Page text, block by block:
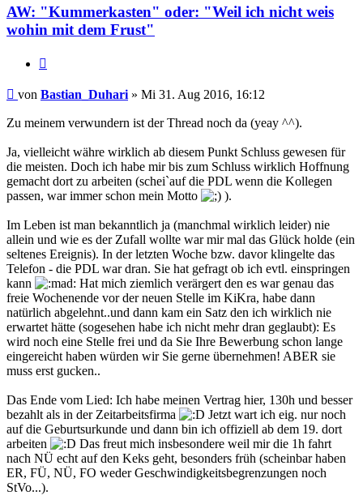
AW: "Kummerkasten" oder: "Weil ich nicht weis
wohin mit dem Frust"
Beitrag
von Bastian_Duhari » Mi 31. Aug 2016, 16:12
Zu meinem verwundern ist der Thread noch da (yeay ^^).
Ja, vielleicht währe wirklich ab diesem Punkt Schluss gewesen für
die meisten. Doch ich habe mir bis zum Schluss wirklich Hoffnung
gemacht dort zu arbeiten (schei`auf die PDL wenn die Kollegen
passen, war immer schon mein Motto
).
Im Leben ist man bekanntlich ja (manchmal wirklich leider) nie
allein und wie es der Zufall wollte war mir mal das Glück holde (ein
seltenes Ereignis). In der letzten Woche bzw. davor klingelte das
Telefon - die PDL war dran. Sie hat gefragt ob ich evtl. einspringen
kann
Hat mich ziemlich verärgert den es war genau das
freie Wochenende vor der neuen Stelle im KiKra, habe dann
natürlich abgelehnt..und dann kam ein Satz den ich wirklich nie
erwartet hätte (sogesehen habe ich nicht mehr dran geglaubt): Es
wird noch eine Stelle frei und da Sie Ihre Bewerbung schon lange
eingereicht haben würden wir Sie gerne übernehmen! ABER sie
muss erst gucken..
Das Ende vom Lied: Ich habe meinen Vertrag hier, 130h und besser
bezahlt als in der Zeitarbeitsfirma
Jetzt wart ich eig. nur noch
auf die Geburtsurkunde und dann bin ich offiziell ab dem 19. dort
arbeiten
Das freut mich insbesondere weil mir die 1h fahrt
nach NÜ echt auf den Keks geht, besonders früh (scheinbar haben
ER, FÜ, NÜ, FO weder Geschwindigkeitsbegrenzungen noch
StVo...).